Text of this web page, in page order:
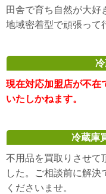
田舎で育ち自然が大好
地域密着型で頑張って
現在対応加盟店が不在
いたしかねます。
冷蔵庫
不用品を買取りさせて
した。ご相談前に解決
くださいませ。